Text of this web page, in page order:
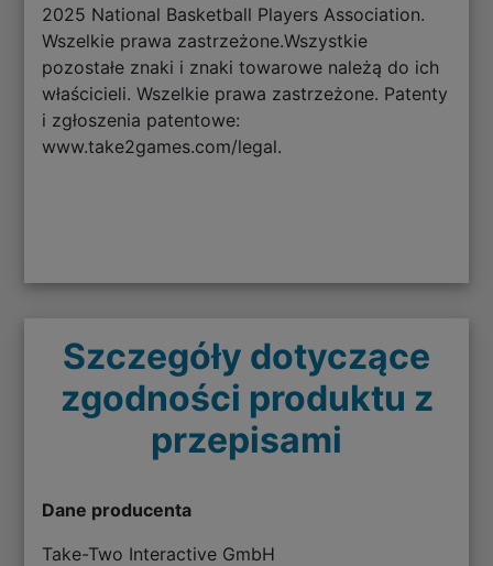
2025 National Basketball Players Association.
Wszelkie prawa zastrzeżone.Wszystkie
pozostałe znaki i znaki towarowe należą do ich
właścicieli. Wszelkie prawa zastrzeżone. Patenty
i zgłoszenia patentowe:
www.take2games.com/legal.
Szczegóły dotyczące
zgodności produktu z
przepisami
Dane producenta
Take-Two Interactive GmbH